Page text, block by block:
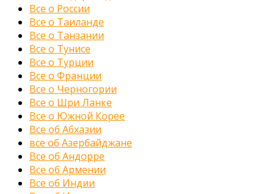
Все о России
Все о Таиланде
Все о Танзании
Все о Тунисе
Все о Турции
Все о Франции
Все о Черногории
Все о Шри Ланке
Все о Южной Корее
Все об Абхазии
все об Азербайджане
Все об Андорре
Все об Армении
Все об Индии